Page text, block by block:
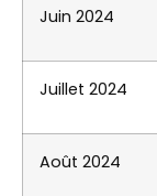
Juin 2024
Juillet 2024
Août 2024